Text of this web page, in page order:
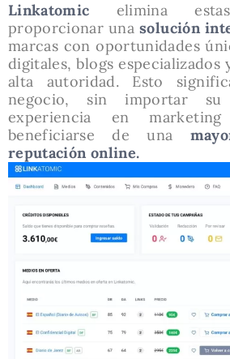
Linkatomic elimina
proporcionar unasolución
marcas con oportunidades
digitales, blogs especializados
alta autoridad. Esto
negocio, sin importar su
experiencia en
beneficiarse de una
reputación online.